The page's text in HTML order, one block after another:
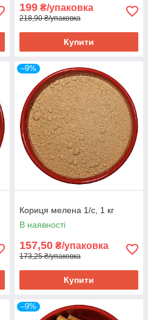
199 ₴/упаковка
218,90 ₴/упаковка
Купити
–9%
Кориця мелена 1/с, 1 кг
В наявності
157,50 ₴/упаковка
173,25 ₴/упаковка
Купити
–9%